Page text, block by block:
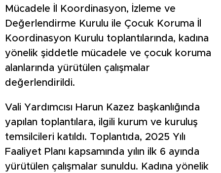
Mücadele İl Koordinasyon, İzleme ve
Değerlendirme Kurulu ile Çocuk Koruma İl
Koordinasyon Kurulu toplantılarında, kadına
yönelik şiddetle mücadele ve çocuk koruma
alanlarında yürütülen çalışmalar
değerlendirildi.
Vali Yardımcısı Harun Kazez başkanlığında
yapılan toplantılara, ilgili kurum ve kuruluş
temsilcileri katıldı. Toplantıda, 2025 Yılı
Faaliyet Planı kapsamında yılın ilk 6 ayında
yürütülen çalışmalar sunuldu. Kadına yönelik